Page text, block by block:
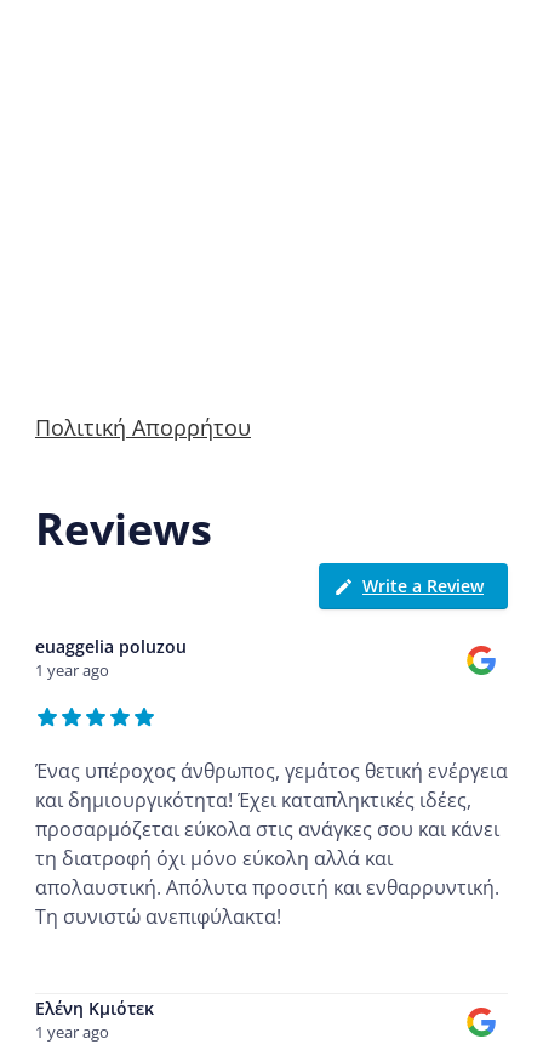
Πολιτική Απορρήτου
Reviews
Write a Review
euaggelia poluzou
1 year ago
Ένας υπέροχος άνθρωπος, γεμάτος θετική ενέργεια
και δημιουργικότητα! Έχει καταπληκτικές ιδέες,
προσαρμόζεται εύκολα στις ανάγκες σου και κάνει
τη διατροφή όχι μόνο εύκολη αλλά και
απολαυστική. Απόλυτα προσιτή και ενθαρρυντική.
Τη συνιστώ ανεπιφύλακτα!
Ελένη Κμιότεκ
1 year ago